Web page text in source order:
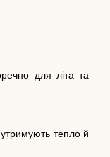
для літа та
тепло й